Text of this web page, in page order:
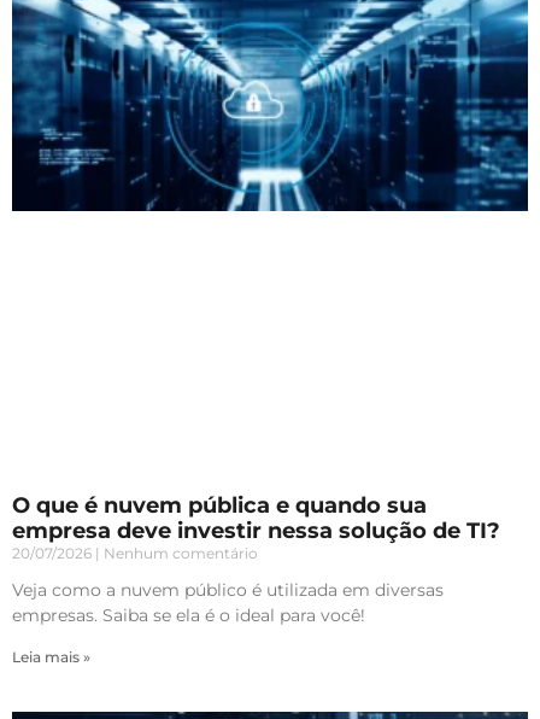
O que é nuvem pública e quando sua
empresa deve investir nessa solução de TI?
20/07/2026 Nenhum comentário
Veja como a nuvem público é utilizada em diversas
empresas. Saiba se ela é o ideal para você!
Leia mais »